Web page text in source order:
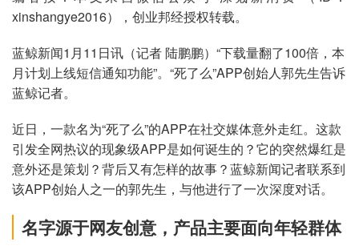
xinshangye2016），创业邦经授权转载。
蓝鲸新闻1月11日讯（记者 陆鹏鹏）“下载量翻了100倍，本
月计划上线短信通知功能”。“死了么”APP创始人郭先生告诉
蓝鲸记者。
近日，一款名为“死了么”的APP在社交媒体意外走红。这款
引发全网热议的现象级APP是如何诞生的？它的突然爆红是
意外还是策划？背后又有怎样的故事？蓝鲸新闻记者联系到
该APP创始人之一的郭先生，与他进行了一次深度对话。
名字源于网友创意， 产品主要面向年轻群体